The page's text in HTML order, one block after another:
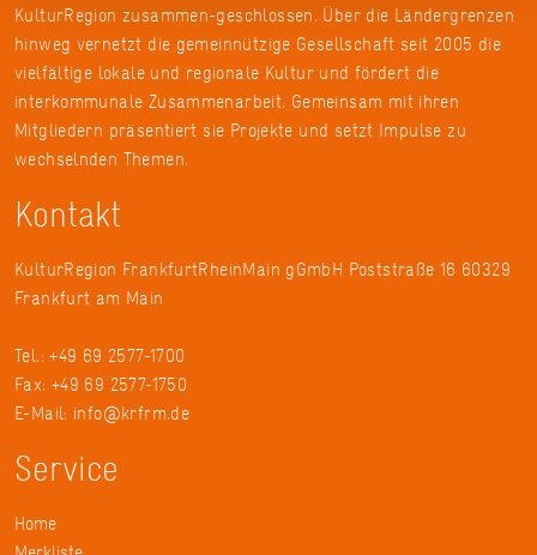
KulturRegion zusammen-geschlossen. Über die Ländergrenzen
hinweg vernetzt die gemeinnützige Gesellschaft seit 2005 die
vielfältige lokale und regionale Kultur und fördert die
interkommunale Zusammenarbeit. Gemeinsam mit ihren
Mitgliedern präsentiert sie Projekte und setzt Impulse zu
wechselnden Themen.
Kontakt
KulturRegion FrankfurtRheinMain gGmbH Poststraße 16 60329
Frankfurt am Main
Tel.: +49 69 2577-1700
Fax: +49 69 2577-1750
E-Mail: info@krfrm.de
Service
Home